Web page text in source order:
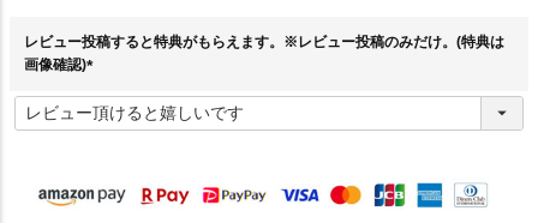
レビュー投稿すると特典がもらえます。※レビュー投稿のみだけ。(特典は
画像確認)
必
須